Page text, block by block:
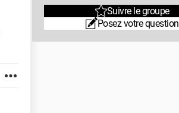
Suivre le groupe
Posez votre question